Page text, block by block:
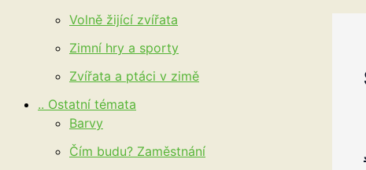
Volně žijící zvířata
Zimní hry a sporty
Zvířata a ptáci v zimě
.. Ostatní témata
Barvy
Čím budu? Zaměstnání